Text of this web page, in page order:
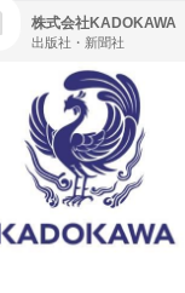
株式会社KADOKAWA
出版社・新聞社